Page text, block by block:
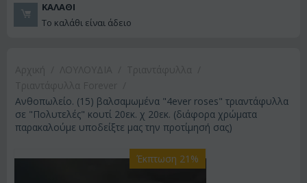
ΚΑΛΆΘΙ
Το καλάθι είναι άδειο
Ανθοπωλείο. (15) βαλσαμωμένα "4ever roses" τριαντάφυλλα
σε "Πολυτελές" κουτί 20εκ. χ 20εκ. (διάφορα χρώματα
παρακαλούμε υποδείξτε μας την προτίμησή σας)
Έκπτωση 21%